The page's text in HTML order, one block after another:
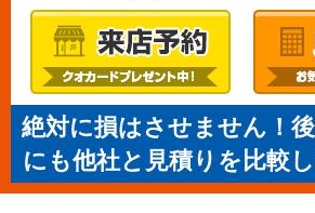
絶対に損はさせません！
にも他社と見積りを比較